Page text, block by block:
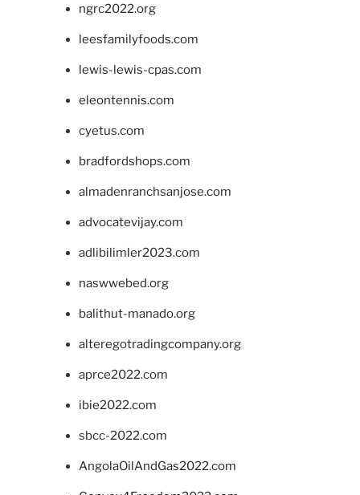
ngrc2022.org
leesfamilyfoods.com
lewis-lewis-cpas.com
eleontennis.com
cyetus.com
bradfordshops.com
almadenranchsanjose.com
advocatevijay.com
adlibilimler2023.com
naswwebed.org
balithut-manado.org
alteregotradingcompany.org
aprce2022.com
ibie2022.com
sbcc-2022.com
AngolaOilAndGas2022.com